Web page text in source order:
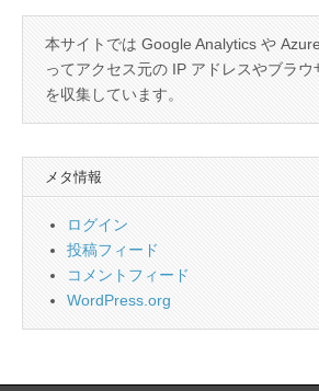
本サイトでは Google Analytics や
ってアクセス元の IP アドレスやブラ
を収集しています。
メタ情報
ログイン
投稿フィード
コメントフィード
WordPress.org